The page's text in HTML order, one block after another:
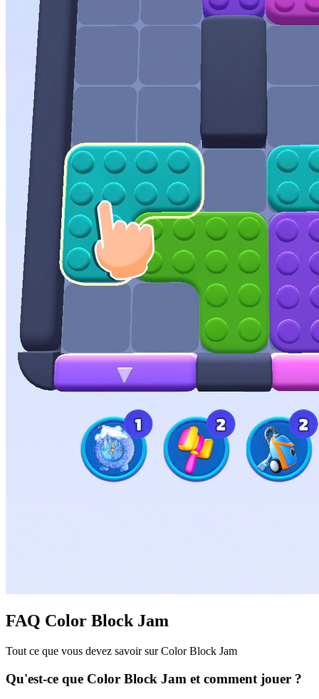
FAQ Color Block Jam
Tout ce que vous devez savoir sur Color Block Jam
Qu'est-ce que Color Block Jam et comment jouer ?